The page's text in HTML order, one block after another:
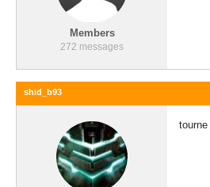
Members
272 messages
shid_b93